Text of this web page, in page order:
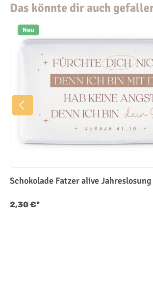
Das könnte dir auch
Neu
Schokolade Fatzer alive
2,30 €*